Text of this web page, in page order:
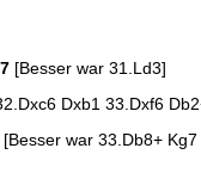
[Besser war 31.Ld3]
Dxb1 33.Dxf6
[Besser war 33.Db8+